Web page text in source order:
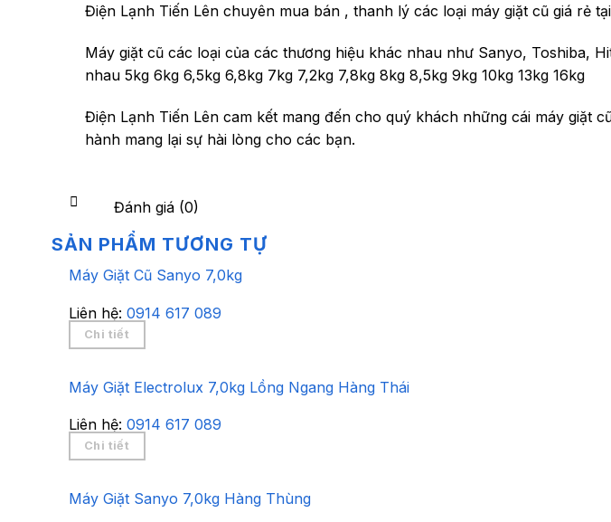
Điện Lạnh Tiến Lên chuyên mua bán , thanh lý các loại máy giặt cũ giá rẻ
Máy giặt cũ các loại của các thương hiệu khác nhau như Sanyo, Toshiba,
nhau 5kg 6kg 6,5kg 6,8kg 7kg 7,2kg 7,8kg 8kg 8,5kg 9kg 10kg 13kg 16kg
Điện Lạnh Tiến Lên cam kết mang đến cho quý khách những cái máy giặt
hành mang lại sự hài lòng cho các bạn.
Đánh giá (0)
SẢN PHẨM TƯƠNG TỰ
Máy Giặt Cũ Sanyo 7,0kg
Liên hệ: 0914 617 089
Chi tiết
Máy Giặt Electrolux 7,0kg Lồng Ngang Hàng Thái
Liên hệ: 0914 617 089
Chi tiết
Máy Giặt Sanyo 7,0kg Hàng Thùng